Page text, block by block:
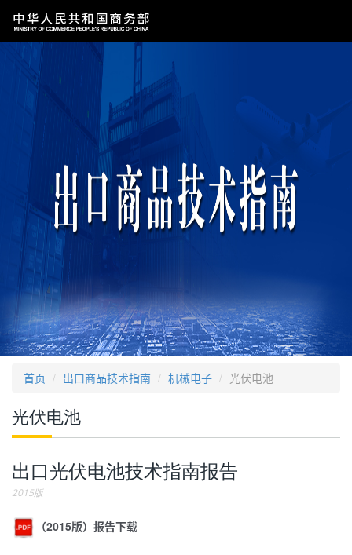
首页 出口商品技术指南 机械电子 光伏电池
光伏电池
出口光伏电池技术指南报告
2015版
（2015版）报告下载